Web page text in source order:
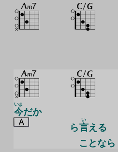
今
いま
だか
ら言
い
える
ことなら